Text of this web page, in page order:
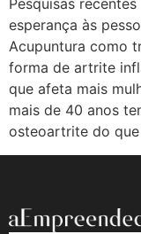
Pesquisas
esperança às
Acupuntura como
forma de artrite
que afeta mais
mais de 40 anos
osteoartrite do